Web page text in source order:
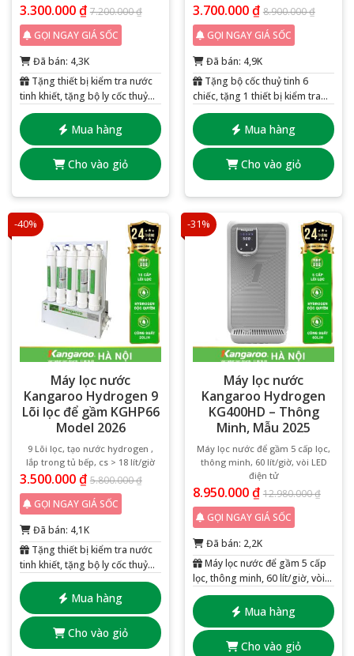
3.300.000₫ 7.200.000₫
Mua hàng
Cho vào giỏ
GỌI NGAY GIÁ SỐC
Đã bán: 4,3K
Tặng thiết bị kiểm tra nước
tinh khiết, tặng bộ ly cốc thuỷ
tinh 6 chiếc
3.700.000₫ 8.900.000₫
Mua hàng
Cho vào giỏ
GỌI NGAY GIÁ SỐC
Đã bán: 4,9K
Tặng bộ cốc thuỷ tinh 6
chiếc, tặng 1 thiết bị kiểm tra
nước tinh khiết
-40%
Máy lọc nước
Kangaroo Hydrogen 9
Lõi lọc để gầm KGHP66
Model 2026
9 Lõi lọc, tạo nước hydrogen ,
lắp trong tủ bếp, cs > 18 lít/giờ
3.500.000₫ 5.800.000₫
Mua hàng
Cho vào giỏ
GỌI NGAY GIÁ SỐC
Đã bán: 4,1K
Tặng thiết bị kiểm tra nước
tinh khiết, tặng bộ ly cốc thuỷ
tinh 6 chiếc
-31%
Máy lọc nước
Kangaroo Hydrogen
KG400HD – Thông
Minh, Mẫu 2025
Máy lọc nước để gầm 5 cấp lọc,
thông minh, 60 lít/giờ, vòi LED
điện tử
8.950.000₫ 12.980.000₫
Mua hàng
Cho vào giỏ
GỌI NGAY GIÁ SỐC
Đã bán: 2,2K
Máy lọc nước để gầm 5 cấp
lọc, thông minh, 60 lít/giờ, vòi
LED điện tử